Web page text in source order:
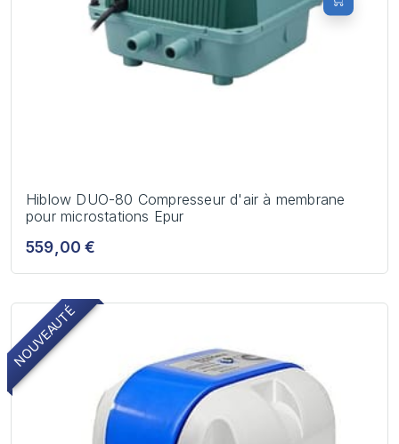
Hiblow DUO-80 Compresseur d'air à membrane
pour microstations Epur
559,00 €
NOUVEAUTÉ